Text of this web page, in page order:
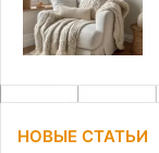
НОВЫЕ СТАТЬИ